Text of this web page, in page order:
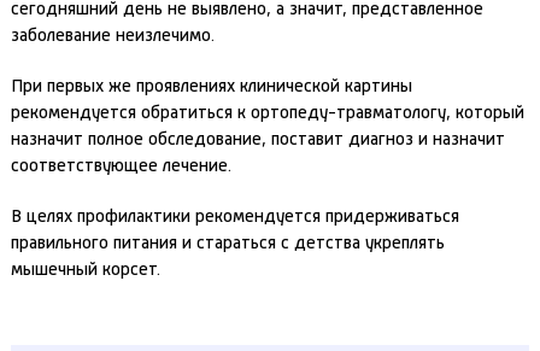
сегодняшний день не выявлено, а значит, представленное
заболевание неизлечимо.
При первых же проявлениях клинической картины
рекомендуется обратиться к ортопеду-травматологу, который
назначит полное обследование, поставит диагноз и назначит
соответствующее лечение.
В целях профилактики рекомендуется придерживаться
правильного питания и стараться с детства укреплять
мышечный корсет.